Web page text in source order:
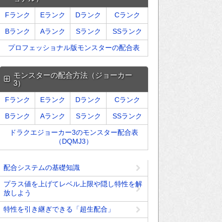
Fランク Eランク Dランク Cランク
Bランク Aランク Sランク SSランク
プロフェッショナル版モンスターの配合表
モンスターの配合方法（ジョーカー
3）
Fランク Eランク Dランク Cランク
Bランク Aランク Sランク SSランク
ドラクエジョーカー3のモンスター配合表
（DQMJ3）
配合システムの基礎知識
プラス値を上げてレベル上限や隠し特性を解
放しよう
特性を引き継ぎできる「超生配合」